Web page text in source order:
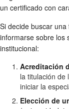
un certificado con
Si decide buscar
informarse sobre los
institucional:
Acreditación
la titulación de
iniciar la
Elección de